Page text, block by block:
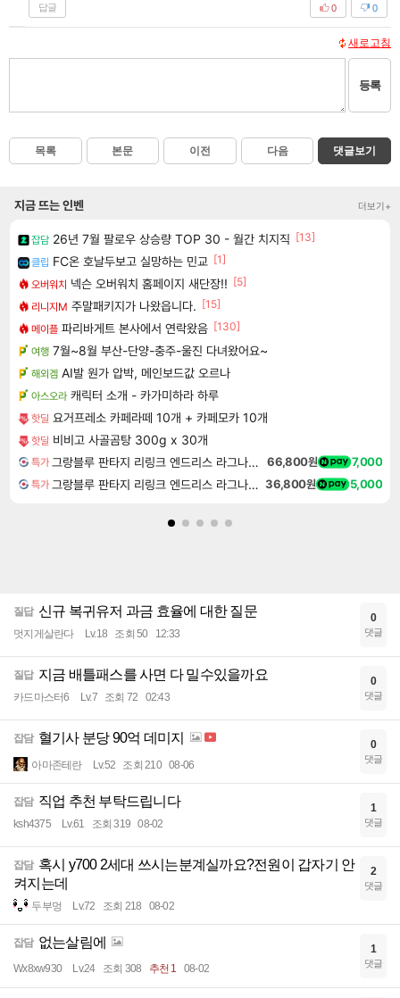
답글 0
0
새로고침
등록
목록 본문 이전 다음 댓글보기
지금 뜨는 인벤 더보기+
잡담 26년 7월 팔로우 상승량 TOP 30 - 월간 치지직 [13]
클립 FC온 호날두보고 실망하는 민교 [1]
오버워치 넥슨 오버워치 홈페이지 새단장!! [5]
리니지M 주말패키지가 나왔읍니다. [15]
메이플 파리바게트 본사에서 연락왔음 [130]
여행 7월~8월 부산-단양-충주-울진 다녀왔어요~
해외겜 AI발 원가 압박, 메인보드값 오르나
아스오라 캐릭터 소개 - 카가미하라 하루
핫딜 요거프레소 카페라떼 10개 + 카페모카 10개
핫딜 비비고 사골곰탕 300g x 30개
특가 그랑블루 판타지 리링크 엔드리스 라그나로크 Granblue Fantasy Relink Endless Ragnarok 66,800원 7,000
특가 그랑블루 판타지 리링크 엔드리스 라그나로크 업그레이드 킷 Granblue Fantasy Relink Endless Ragnarok Upgrade Kit DLC 36,800원 5,000
질답 신규 복귀유저 과금 효율에 대한 질문
멋지게살란다 Lv.18 조회 50 12:33
0
댓글
질답 지금 배틀패스를 사면 다 밀수있을까요
카드마스터6 Lv.7 조회 72 02:43
0
댓글
잡담 혈기사 분당 90억 데미지
아마존테란 Lv.52 조회 210 08-06
0
댓글
잡담 직업 추천 부탁드립니다
ksh4375 Lv.61 조회 319 08-02
1
댓글
잡담 혹시 y700 2세대 쓰시는분계실까요?전원이 갑자기 안
켜지는데
두부멍 Lv.72 조회 218 08-02
2
댓글
잡담 없는살림에
Wx8xw930 Lv.24 조회 308 추천 1 08-02
1
댓글